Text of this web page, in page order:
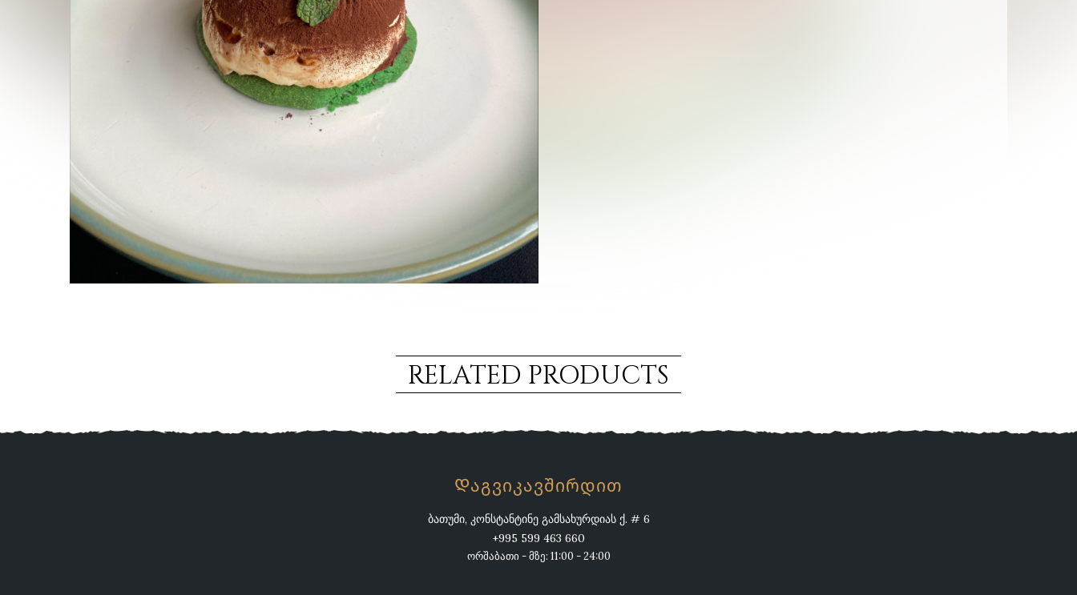
RELATED PRODUCTS
Დაგვიკავშირდით
ბათუმი, კონსტანტინე გამსახურდიას ქ. # 6
+995 599 463 660
ორშაბათი - მზე: 11:00 - 24:00